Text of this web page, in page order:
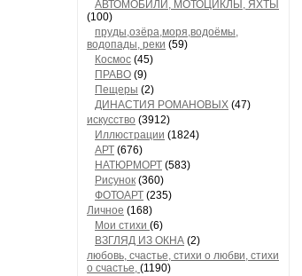
АВТОМОБИЛИ, МОТОЦИКЛЫ, ЯХТЫ
(100)
пруды,озёра,моря,водоёмы,
водопады, реки (59)
Космос (45)
ПРАВО (9)
Пещеры (2)
ДИНАСТИЯ РОМАНОВЫХ (47)
искусство (3912)
Иллюстрации (1824)
АРТ (676)
НАТЮРМОРТ (583)
Рисунок (360)
ФОТОАРТ (235)
Личное (168)
Мои стихи (6)
ВЗГЛЯД ИЗ ОКНА (2)
любовь, счастье, стихи о любви, стихи
о счастье, (1190)